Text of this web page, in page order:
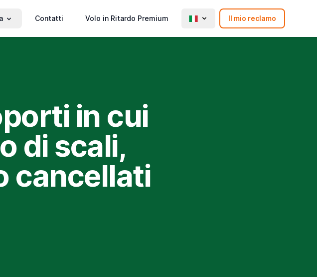
Contatti Volo in Ritardo Premium Il mio reclamo
in cui
di scali,
cancellati